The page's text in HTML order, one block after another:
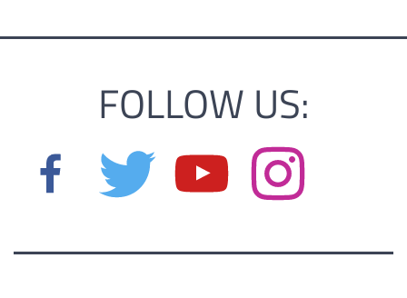
FOLLOW US: